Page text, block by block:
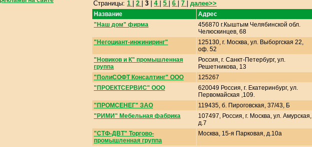
Страницы: 1 2 3 4 5 6 7 далее>>
Название Адрес
"Наш дом" фирма
456870 г.Кыштым Челябинской обл.
Челюскинцев, 68
"Негоциант-инжиниринг"
125130, г. Москва, ул. Выборгская 22,
оф. 52
"Новиков и К" промышленная
группа
Россия, г. Санкт-Петербург, ул.
Решетникова, 13
"ПолиСОФТ Консалтинг" ООО 125267
"ПРОЕКТСЕРВИС" ООО
620049 Россия, г. Екатеринбург, ул.
Первомайская ,109.
"ПРОМСЕНЕГ" ЗАО
119435, б. Пироговская, 37/43, Б
"РИМИ" Мебельная фабрика
107497, Россия, г. Москва, ул. Амурская,
д.7
"СТФ-ДВТ" Торгово-
промышленная группа
Москва, 15-я Парковая, д.10а